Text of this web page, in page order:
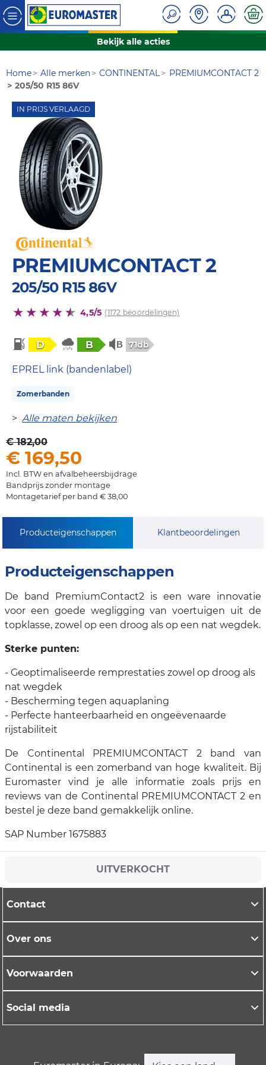
Bekijk alle acties
Home Alle merken CONTINENTAL
PREMIUMCONTACT 2
205/50 R15 86V
IN PRIJS VERLAAGD
PREMIUMCONTACT 2
205/50 R15 86V
4,5/5 (1172 beoordelingen)
D B 71db
EPREL link (bandenlabel)
Zomerbanden
> Alle maten bekijken
€ 182,00
€ 169,50
Incl. BTW en afvalbeheersbijdrage
Bandprijs zonder montage
Montagetarief per band € 38,00
Producteigenschappen Klantbeoordelingen
Producteigenschappen
De band PremiumContact2 is een ware innovatie
voor een goede wegligging van voertuigen uit de
topklasse, zowel op een droog als op een nat wegdek.
Sterke punten:
- Geoptimaliseerde remprestaties zowel op droog als
nat wegdek
- Bescherming tegen aquaplaning
- Perfecte hanteerbaarheid en ongeëvenaarde
rijstabiliteit
De Continental PREMIUMCONTACT 2 band van
Continental is een zomerband van hoge kwaliteit. Bij
Euromaster vind je alle informatie zoals prijs en
reviews van de Continental PREMIUMCONTACT 2 en
bestel je deze band gemakkelijk online.
SAP Number 1675883
UITVERKOCHT
Contact
Over ons
Voorwaarden
Social media